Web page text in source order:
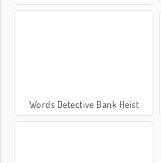
Words Detective Bank Heist